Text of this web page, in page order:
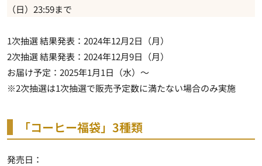
（日）23:59まで
1次抽選 結果発表：2024年12月2日（月）
2次抽選 結果発表：2024年12月9日（月）
お届け予定：2025年1月1日（水）～
※2次抽選は1次抽選で販売予定数に満たない場合のみ実施
「コーヒー福袋」3種類
発売日：